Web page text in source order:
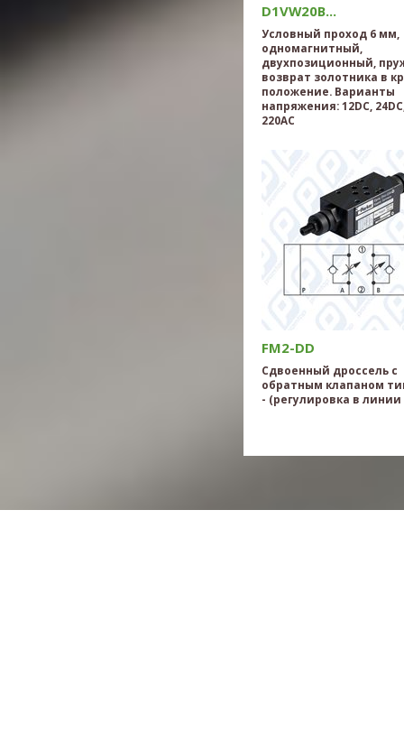
D1VW20B...
Условный проход 6 мм,
одномагнитный,
двухпозиционный,
возврат золотника в
положение. Варианты
напряжения: 12DC,
220AC
FM2-DD
Сдвоенный дроссель с
обратным клапаном
- (регулировка в линии